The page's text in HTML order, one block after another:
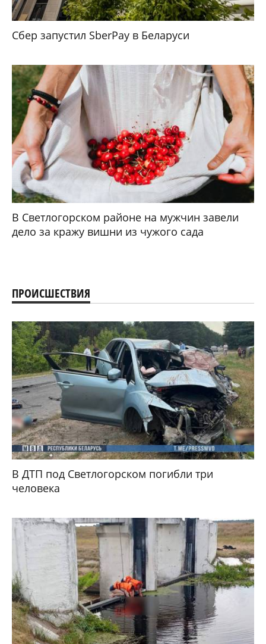
Сбер запустил SberPay в Беларуси
В Светлогорском районе на мужчин завели
дело за кражу вишни из чужого сада
ПРОИСШЕСТВИЯ
В ДТП под Светлогорском погибли три
человека